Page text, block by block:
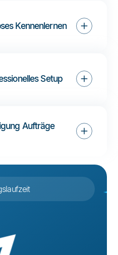
Kennenlernen
Setup
Aufträge